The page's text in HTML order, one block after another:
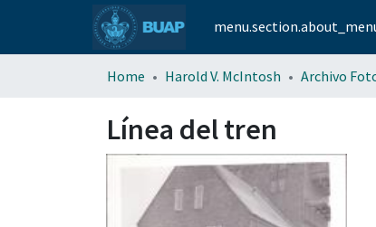
Home Harold V. McIntosh Archivo
Línea del tren